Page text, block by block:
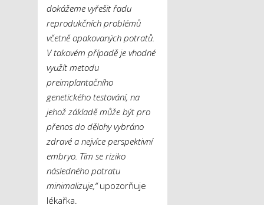
dokážeme vyřešit řadu
reprodukčních problémů
včetně opakovaných potratů.
V takovém případě je vhodné
využít metodu
preimplantačního
genetického testování, na
jehož základě může být pro
přenos do dělohy vybráno
zdravé a nejvíce perspektivní
embryo. Tím se riziko
následného potratu
minimalizuje,“upozorňuje
lékařka.